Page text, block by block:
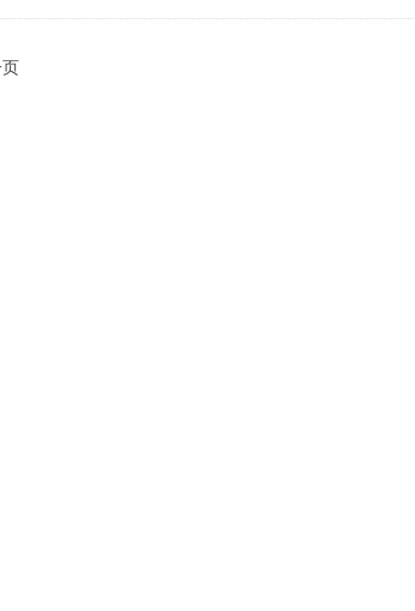
评估专业委员会2024年度工作会顺利召开